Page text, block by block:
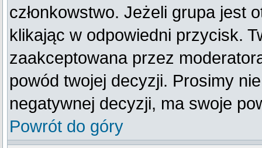
członkowstwo. Jeżeli grupa jest
klikając w odpowiedni przycisk.
zaakceptowana przez
powód twojej decyzji. Prosimy
negatywnej decyzji, ma swoje
Powrót do góry